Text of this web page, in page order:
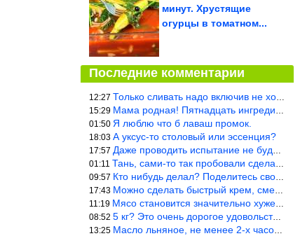
минут. Хрустящие
огурцы в томатном...
Последние комментарии
12:27 Только сливать надо включив не холодную, а ГОРЯЧУЮ воду. Трубы в
15:29 Мама родная! Пятнадцать ингредиентов на пирожок!!!
01:50 Я люблю что б лаваш промок.
18:03 А уксус-то столовый или эссенция?
17:57 Даже проводить испытание не буду — в воду и потом быстро в раска
01:11 Тань, сами-то так пробовали сделать? Ерунда же получится. Нет, с
09:57 Кто нибудь делал? Поделитесь своими результатами!!!
17:43 Можно сделать быстрый крем, смешав 2 банки вареной сгущенки со с
11:19 Мясо становится значительно хуже, когда долго лежит в морозилке
08:52 5 кг? Это очень дорогое удовольствие, исходя из цен на эту ягоду
13:25 Масло льняное, не менее 2-х часов. Писать надо по делу и подробн